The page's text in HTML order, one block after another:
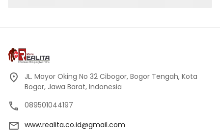
JL. Mayor Oking No 32 Cibogor, Bogor Tengah, Kota
Bogor, Jawa Barat, Indonesia
089501044197
www.realita.co.id@gmail.com